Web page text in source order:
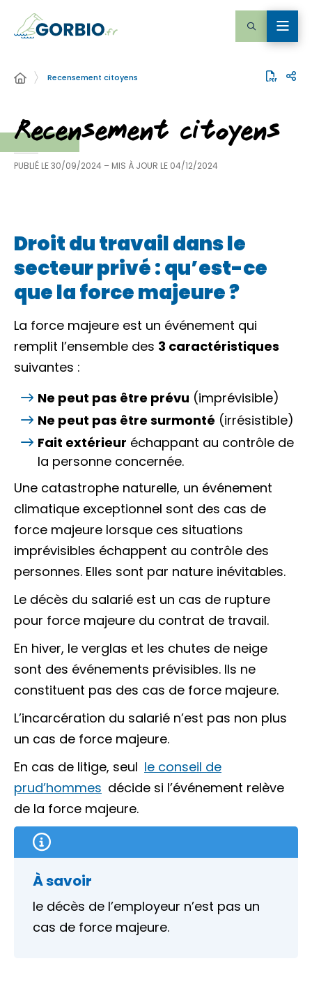
Recensement citoyens
Recensement citoyens
PUBLIÉ LE30/09/2024 – MIS À JOUR LE 04/12/2024
Droit du travail dans le
secteur privé : qu’est-ce
que la force majeure ?
La force majeure est un événement qui
remplit l’ensemble des 3 caractéristiques
suivantes :
Ne peut pas être prévu (imprévisible)
Ne peut pas être surmonté (irrésistible)
Fait extérieur échappant au contrôle de
la personne concernée.
Une catastrophe naturelle, un événement
climatique exceptionnel sont des cas de
force majeure lorsque ces situations
imprévisibles échappent au contrôle des
personnes. Elles sont par nature inévitables.
Le décès du salarié est un cas de rupture
pour force majeure du contrat de travail.
En hiver, le verglas et les chutes de neige
sont des événements prévisibles. Ils ne
constituent pas des cas de force majeure.
L’incarcération du salarié n’est pas non plus
un cas de force majeure.
En cas de litige, seul le conseil de
prud’hommes décide si l’événement relève
de la force majeure.
À savoir
le décès de l’employeur n’est pas un
cas de force majeure.